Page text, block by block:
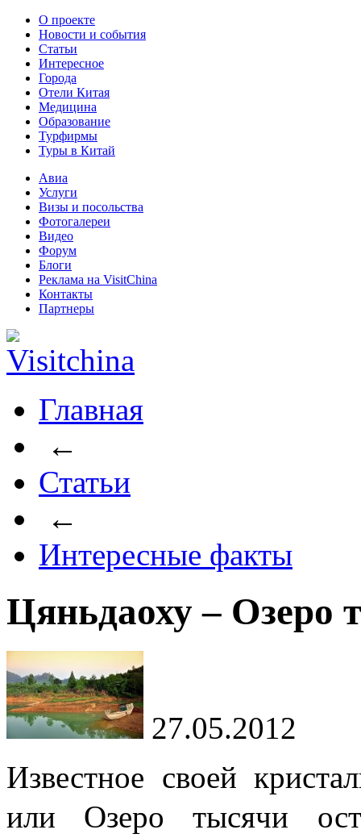
О проекте
Новости и события
Статьи
Интересное
Города
Отели Китая
Медицина
Образование
Турфирмы
Туры в Китай
Авиа
Услуги
Визы и посольства
Фотогалереи
Видео
Форум
Блоги
Реклама на VisitChina
Контакты
Партнеры
Главная
←
Статьи
←
Интересные факты
Цяньдаоху – Озеро
27.05.2012
Известное своей
или Озеро тысячи